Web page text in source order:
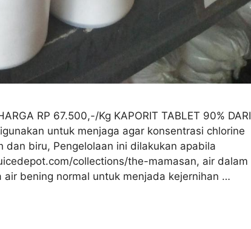
RP 67.500,-/Kg KAPORIT TABLET 90% DARI
untuk menjaga agar konsentrasi chlorine
biru, Pengelolaan ini dilakukan apabila
collections/the-mamasan, air dalam
bening normal untuk menjada kejernihan …